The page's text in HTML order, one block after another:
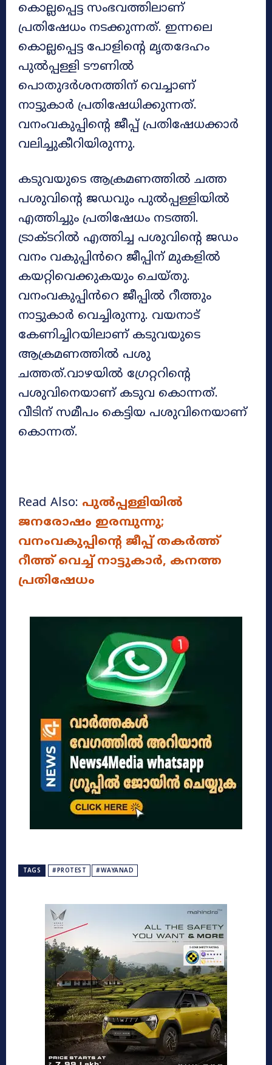
കൊല്ലപ്പെട്ട സംഭവത്തിലാണ്
പ്രതിഷേധം നടക്കുന്നത്. ഇന്നലെ
കൊല്ലപ്പെട്ട പോളിന്റെ മൃതദേഹം
പുൽപ്പള്ളി ടൗണിൽ
പൊതുദർശനത്തിന് വെച്ചാണ്
നാട്ടുകാർ പ്രതിഷേധിക്കുന്നത്.
വനംവകുപ്പിന്റെ ജീപ്പ് പ്രതിഷേധക്കാർ
വലിച്ചുകീറിയിരുന്നു.
കടുവയുടെ ആക്രമണത്തിൽ ചത്ത
പശുവിന്റെ ജഡവും പുൽപ്പള്ളിയിൽ
എത്തിച്ചും പ്രതിഷേധം നടത്തി.
ട്രാക്ടറിൽ എത്തിച്ച പശുവിന്റെ ജഡം
വനം വകുപ്പിൻറെ ജീപ്പിന് മുകളിൽ
കയറ്റിവെക്കുകയും ചെയ്തു.
വനംവകുപ്പിൻറെ ജീപ്പിൽ റീത്തും
നാട്ടുകാർ വെച്ചിരുന്നു. വയനാട്
കേണിച്ചിറയിലാണ് കടുവയുടെ
ആക്രമണത്തിൽ പശു
ചത്തത്.വാഴയിൽ ഗ്രേറ്ററിന്റെ
പശുവിനെയാണ് കടുവ കൊന്നത്.
വീടിന് സമീപം കെട്ടിയ പശുവിനെയാണ്
കൊന്നത്.
Read Also: പുൽപ്പള്ളിയിൽ
ജനരോഷം ഇരമ്പുന്നു;
വനംവകുപ്പിന്റെ ജീപ്പ് തകർത്ത്
റീത്ത് വെച്ച് നാട്ടുകാർ, കനത്ത
പ്രതിഷേധം
TAGS #PROTEST #WAYANAD